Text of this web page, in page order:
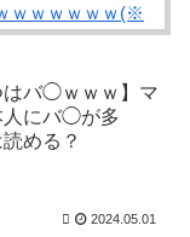
ｗｗｗｗｗｗ(※
！ NEW! (8/6
て言われて人
・オールジャン
もう少し気楽
興・たまに安
はバ◯ｗｗｗ】マ
人にバ◯が多
める？
2024.05.01